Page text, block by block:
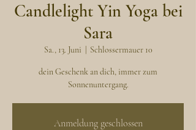
Candlelight Yin Yoga bei
Sara
Sa., 13. Juni Schlossermauer 10
dein Geschenk an dich, immer zum
Sonnenuntergang.
Anmeldung geschlossen